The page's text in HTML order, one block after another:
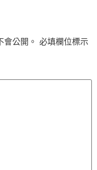
公開。 必填欄位標示